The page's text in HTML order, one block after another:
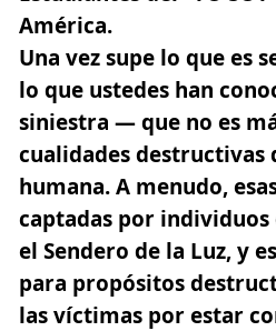
América.
Una vez supe lo que es
lo que ustedes han
siniestra — que no es
cualidades destructivas
humana. A menudo,
captadas por
el Sendero de la Luz, y
para propósitos
las víctimas por estar